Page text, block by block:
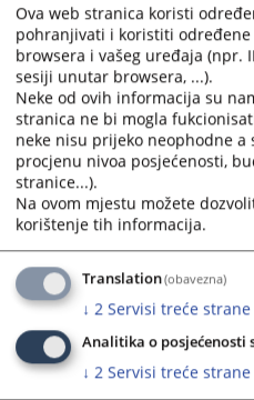
Ukoliko podnositelj prijave-
podnošenje prijave za
prijavu za registraciju
ovjeriti kod nadležnog organa
predati u sud.
Sve prijave potpisane
elektronskog potpisa, sa svim
uz prijavu, potrebno je predati
odnosno verifikacije
Prikazana vijest je na
Prateći dokumenti
Uputstvo za elektronsku
Ova web stranica koristi
pohranjivati i koristiti
browsera i vašeg uređaja (npr.
sesiji unutar browsera, ...).
Neke od ovih informacija su
stranica ne bi mogla
neke nisu prijeko neophodne
procjenu nivoa posjećenosti,
stranice...).
Na ovom mjestu možete
korištenje tih informacija.
Translation(obavezna)
↓ 2 Servisi treće strane
Analitika o posjećenosti
↓ 2 Servisi treće strane